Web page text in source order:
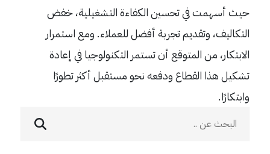
حيث أسهمت في تحسين الكفاءة التشغيلية، خفض
التكاليف، وتقديم تجربة أفضل للعملاء. ومع استمرار
الابتكار، من المتوقع أن تستمر التكنولوجيا في إعادة
تشكيل هذا القطاع ودفعه نحو مستقبل أكثر تطورًا
وابتكارًا.